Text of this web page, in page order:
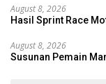
August 8, 2026
Hasil Sprint Race
August 8, 2026
Susunan Pemain